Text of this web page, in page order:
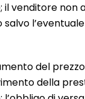
il venditore non
salvo
del
della